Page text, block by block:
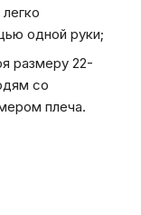
одной руки;
размеру 22-
со
плеча.